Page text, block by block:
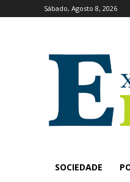
Sábado, Agosto 8, 2026
SOCIEDADE